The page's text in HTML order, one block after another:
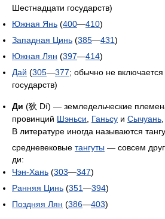
Шестнадцати государств)
Южная Янь (400—410)
Западная Цинь (385—431)
Южная Лян (397—414)
Дай (305—377; обычно не
государств)
Ди (狄 Dí) — земледельческие
провинций Шэньси Ганьсу и Сычуань
В литературе иногда называются
средневековые тангуты — совсем
ди:
Чэн-Хань (303—347)
Ранняя Цинь (351—394)
Поздняя Лян (386—403)